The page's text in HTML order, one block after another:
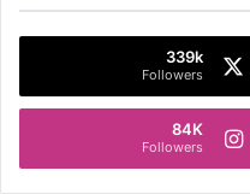
339k
Followers
84K
Followers